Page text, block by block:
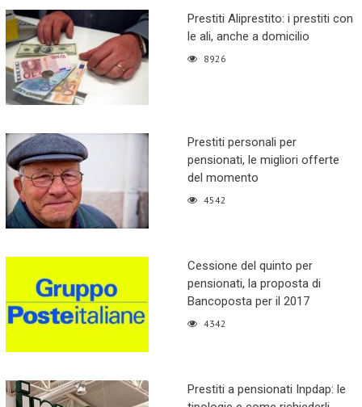
Prestiti Aliprestito: i prestiti con
le ali, anche a domicilio
8926
Prestiti personali per
pensionati, le migliori offerte
del momento
4542
Cessione del quinto per
pensionati, la proposta di
Bancoposta per il 2017
4342
Prestiti a pensionati Inpdap: le